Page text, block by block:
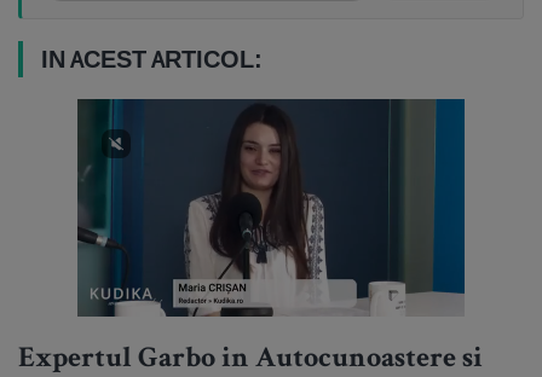
IN ACEST ARTICOL:
Expertul Garbo in Autocunoastere si